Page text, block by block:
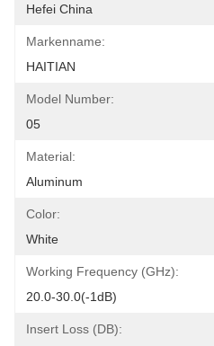
Hefei China
Markenname:
HAITIAN
Model Number:
05
Material:
Aluminum
Color:
White
Working Frequency (GHz):
20.0-30.0(-1dB)
Insert Loss (dB):